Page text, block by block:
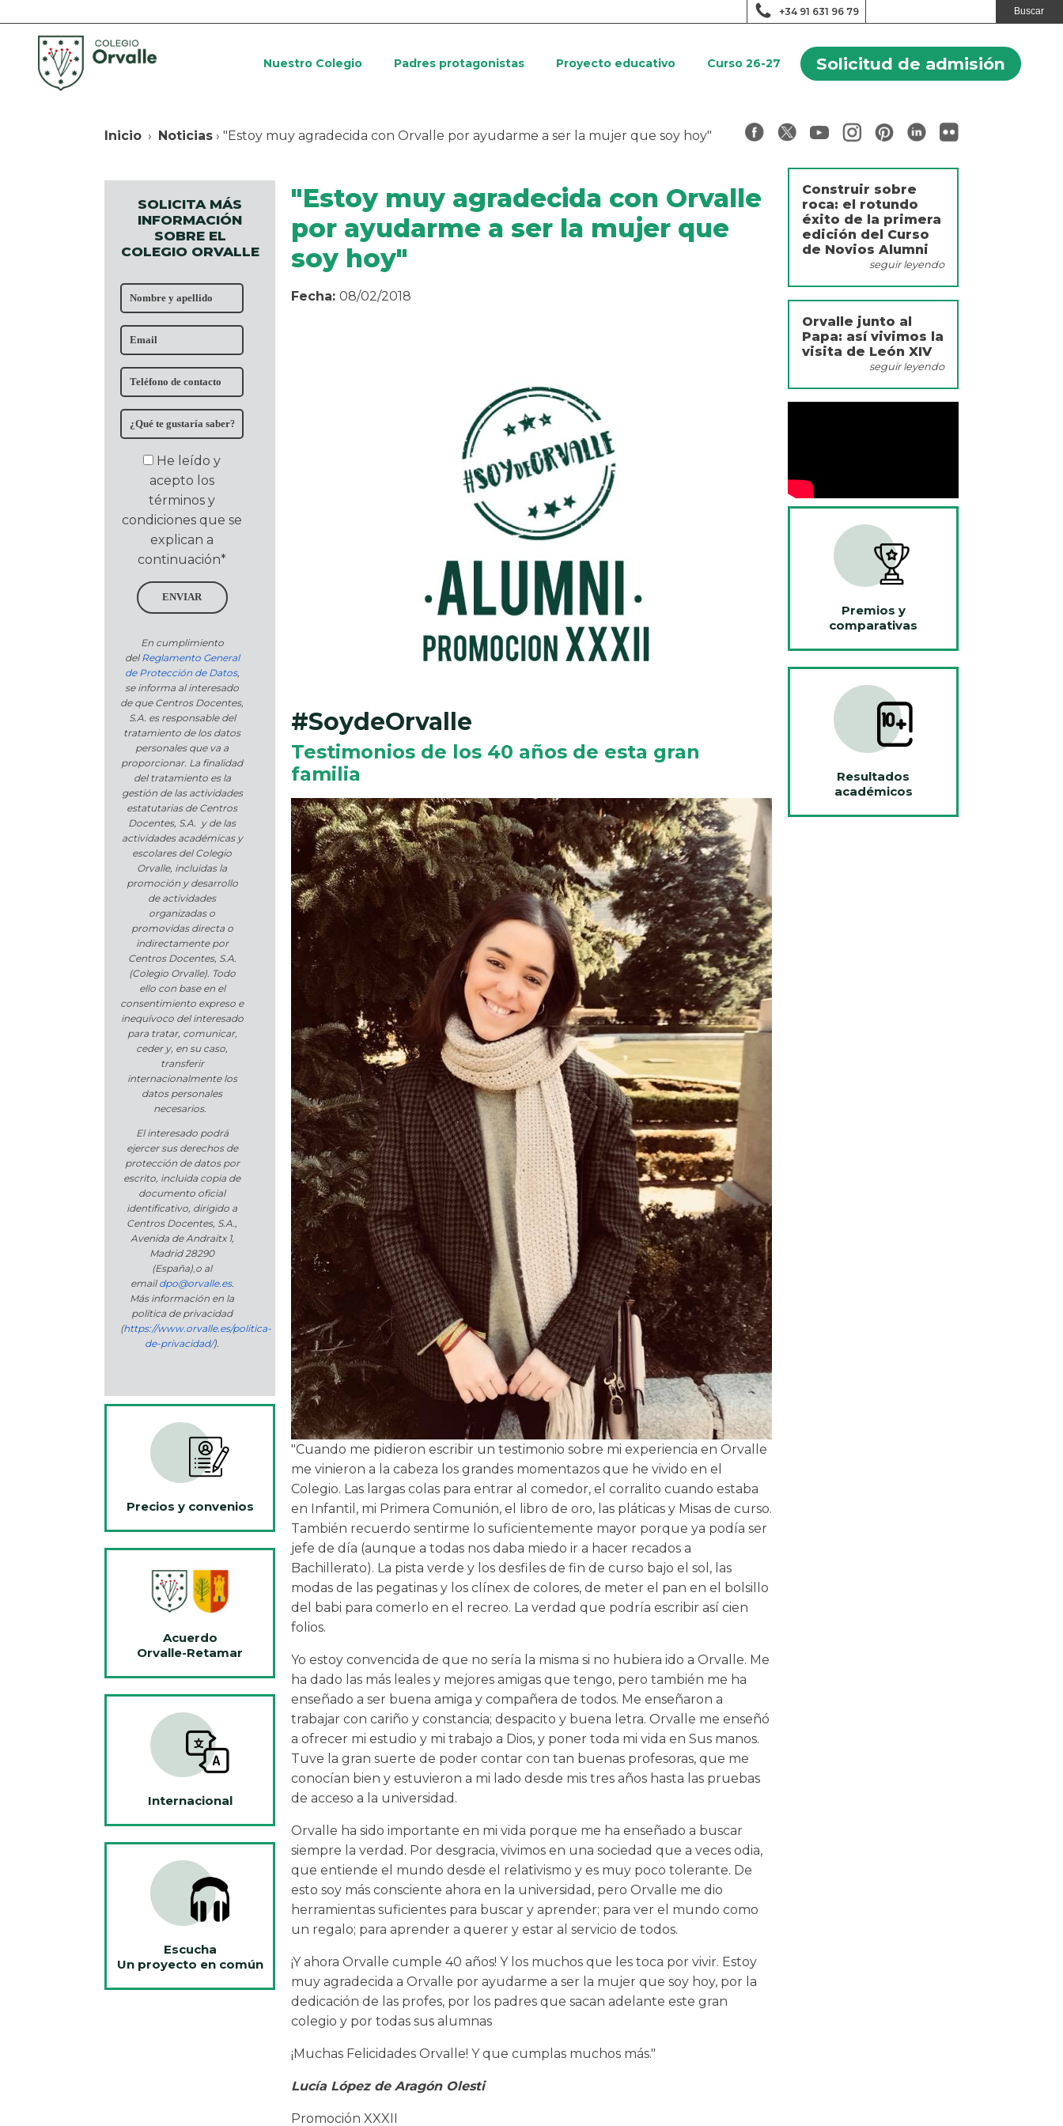
+34 91 631 96 79
Nuestro Colegio Padres protagonistas Proyecto educativo Curso 26-27 Solicitud de admisión
Inicio › Noticias › "Estoy muy agradecida con Orvalle por ayudarme a ser la mujer que soy hoy"
SOLICITA MÁS
INFORMACIÓN
SOBRE EL
COLEGIO ORVALLE
He leído y
acepto los
términos y
condiciones que se
explican a
continuación*
ENVIAR
En cumplimiento
delReglamento General
de Protección de Datos,
se informa al interesado
de que Centros Docentes,
S.A. es responsable del
tratamiento de los datos
personales que va a
proporcionar. La finalidad
del tratamiento es la
gestión de las actividades
estatutarias de Centros
Docentes, S.A. y de las
actividades académicas y
escolares del Colegio
Orvalle, incluidas la
promoción y desarrollo
de actividades
organizadas o
promovidas directa o
indirectamente por
Centros Docentes, S.A.
(Colegio Orvalle). Todo
ello con base en el
consentimiento expreso e
inequívoco del interesado
para tratar, comunicar,
ceder y, en su caso,
transferir
internacionalmente los
datos personales
necesarios.
El interesado podrá
ejercer sus derechos de
protección de datos por
escrito, incluida copia de
documento oficial
identificativo, dirigido a
Centros Docentes, S.A.,
Avenida de Andraitx 1,
Madrid 28290
(España),o al
emaildpo@orvalle.es.
Más información en la
política de privacidad
(https://www.orvalle.es/politica-
de-privacidad/).
Precios y convenios
Acuerdo
Orvalle-Retamar
Internacional
Escucha
Un proyecto en común
"Estoy muy agradecida con Orvalle
por ayudarme a ser la mujer que
soy hoy"
Fecha: 08/02/2018
#SoydeOrvalle
Testimonios de los 40 años de esta gran
familia
"Cuando me pidieron escribir un testimonio sobre mi experiencia en Orvalle
me vinieron a la cabeza los grandes momentazos que he vivido en el
Colegio. Las largas colas para entrar al comedor, el corralito cuando estaba
en Infantil, mi Primera Comunión, el libro de oro, las pláticas y Misas de curso.
También recuerdo sentirme lo suficientemente mayor porque ya podía ser
jefe de día (aunque a todas nos daba miedo ir a hacer recados a
Bachillerato). La pista verde y los desfiles de fin de curso bajo el sol, las
modas de las pegatinas y los clínex de colores, de meter el pan en el bolsillo
del babi para comerlo en el recreo. La verdad que podría escribir así cien
folios.
Yo estoy convencida de que no sería la misma si no hubiera ido a Orvalle. Me
ha dado las más leales y mejores amigas que tengo, pero también me ha
enseñado a ser buena amiga y compañera de todos. Me enseñaron a
trabajar con cariño y constancia; despacito y buena letra. Orvalle me enseñó
a ofrecer mi estudio y mi trabajo a Dios, y poner toda mi vida en Sus manos.
Tuve la gran suerte de poder contar con tan buenas profesoras, que me
conocían bien y estuvieron a mi lado desde mis tres años hasta las pruebas
de acceso a la universidad.
Orvalle ha sido importante en mi vida porque me ha enseñado a buscar
siempre la verdad. Por desgracia, vivimos en una sociedad que a veces odia,
que entiende el mundo desde el relativismo y es muy poco tolerante. De
esto soy más consciente ahora en la universidad, pero Orvalle me dio
herramientas suficientes para buscar y aprender; para ver el mundo como
un regalo; para aprender a querer y estar al servicio de todos.
¡Y ahora Orvalle cumple 40 años! Y los muchos que les toca por vivir. Estoy
muy agradecida a Orvalle por ayudarme a ser la mujer que soy hoy, por la
dedicación de las profes, por los padres que sacan adelante este gran
colegio y por todas sus alumnas
¡Muchas Felicidades Orvalle! Y que cumplas muchos más."
Lucía López de Aragón Olesti
Promoción XXXII
Construir sobre
roca: el rotundo
éxito de la primera
edición del Curso
de Novios Alumni
seguir leyendo
Orvalle junto al
Papa: así vivimos la
visita de León XIV
seguir leyendo
Premios y
comparativas
Resultados
académicos